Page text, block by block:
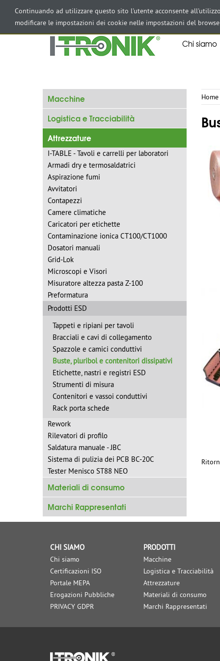
Chi siamo
Macchine
Logistica e Tracciabilità
Attrezzature
I-TABLE - Tavoli e carrelli per laboratori
Armadi dry e termosaldatrici
Aspirazione fumi
Avvitatori
Contapezzi
Camere climatiche
Caricatori per etichette
Contaminazione ionica CT100/CT1000
Dosatori manuali
Grid-Lok
Microscopi e Visori
Misuratore altezza pasta Z-100
Preformatura
Prodotti ESD
Tappeti e ripiani per tavoli
Bracciali e cavi di collegamento
Spazzole e camici conduttivi
Buste, pluribol e contenitori dissipativi
Etichette, nastri e registri ESD
Strumenti di misura
Contenitori e vassoi conduttivi
Rack porta schede
Rework
Rilevatori di profilo
Saldatura manuale - JBC
Sistema di pulizia dei PCB BC-20C
Tester Menisco ST88 NEO
Materiali di consumo
Marchi Rappresentati
Home
CHI SIAMO
Chi siamo
Certificazioni ISO
Portale MEPA
Erogazioni Pubbliche
PRIVACY GDPR
PRODOTTI
Macchine
Logistica e Tracciabilità
Attrezzature
Materiali di consumo
Marchi Rappresentati
Continuando ad utilizzare questo sito l'utente acconsente
modificare le impostazioni dei cookie nelle impostazioni del